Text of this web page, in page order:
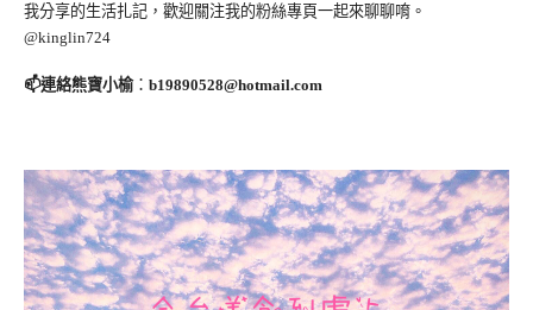
我分享的生活扎記，歡迎關注我的粉絲專頁一起來聊聊唷。
@kinglin724
📫連絡熊寶小榆： b19890528@hotmail.com